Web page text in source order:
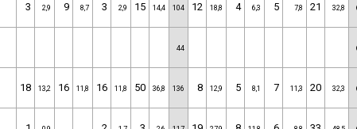
3 2,9 9 8,7 3 2,9 15 14,4 104 12 18,8 4 6,3 5 7,8 21 32,8
44
18 13,2 16 11,8 16 11,8 50 36,8 136 8 12,9 5 8,1 7 11,3 20 32,3